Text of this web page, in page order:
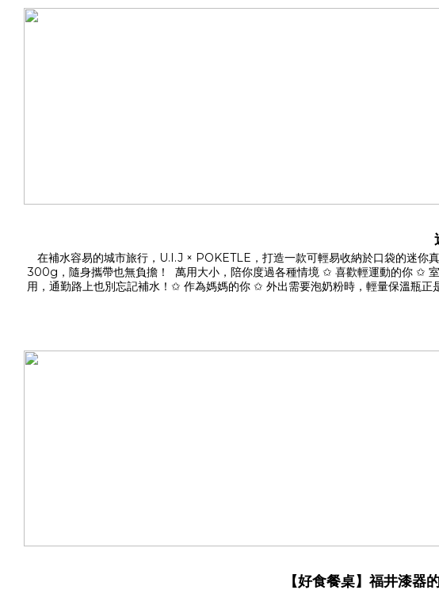
脖或斜背都OK！腕繩- 隨手拎起輕鬆帶著走✓ 不可或缺的手機墊片連結手機繩與
在補水容易的城市旅行，U.I.J × POKETLE，打造一款可輕易收納於口袋的迷
300g，隨身攜帶也無負擔！ 萬用大小，陪你度過各種情境 ✩ 喜歡輕運動的你 ✩
用，通勤路上也別忘記補水！✩ 作為媽媽的你 ✩ 外出需要泡奶粉時，輕量保溫瓶
【好食餐桌】福井漆